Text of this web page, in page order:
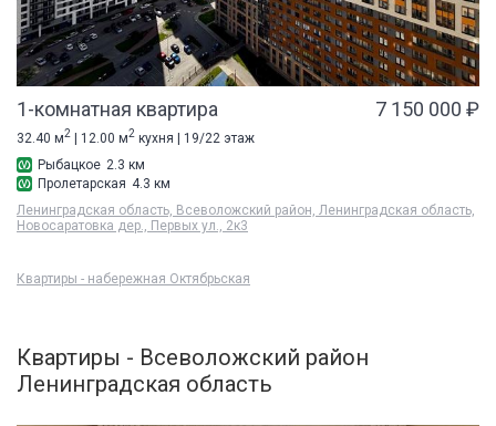
1-комнатная квартира 7 150 000 ₽
32.40 м2 | 12.00 м2 кухня | 19/22 этаж
Рыбацкое 2.3 км
Пролетарская 4.3 км
Ленинградская область, Всеволожский район, Ленинградская область,
Новосаратовка дер., Первых ул., 2к3
Квартиры - набережная Октябрьская
Квартиры - Всеволожский район
Ленинградская область